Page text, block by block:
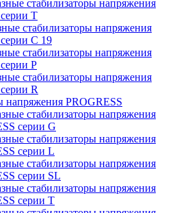
стабилизаторы напряжения
T
стабилизаторы напряжения
C 19
стабилизаторы напряжения
P
стабилизаторы напряжения
R
напряжения PROGRESS
стабилизаторы напряжения
серии G
стабилизаторы напряжения
серии L
стабилизаторы напряжения
серии SL
стабилизаторы напряжения
серии T